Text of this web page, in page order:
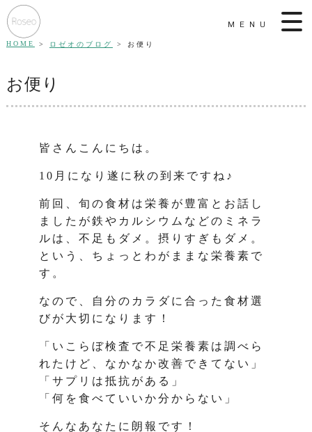
MENU
HOME ロゼオのブログ お便り
お便り
皆さんこんにちは。
10月になり遂に秋の到来ですね♪
前回、旬の食材は栄養が豊富とお話し
ましたが鉄やカルシウムなどのミネラ
ルは、不足もダメ。摂りすぎもダメ。
という、ちょっとわがままな栄養素で
す。
なので、自分のカラダに合った食材選
びが大切になります！
「いこらぼ検査で不足栄養素は調べら
れたけど、なかなか改善できてない」
「サプリは抵抗がある」
「何を食べていいか分からない」
そんなあなたに朗報です！